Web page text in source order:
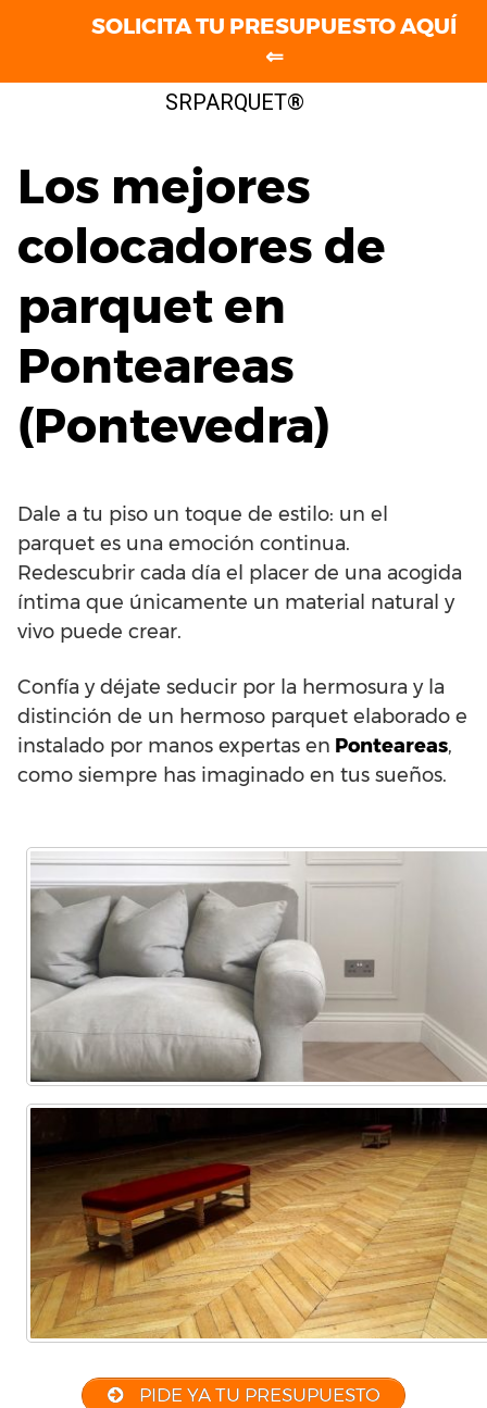
SRPARQUET®
Los mejores
colocadores de
parquet en
Ponteareas
(Pontevedra)
Dale a tu piso un toque de estilo: un el
parquet es una emoción continua.
Redescubrir cada día el placer de una acogida
íntima que únicamente un material natural y
vivo puede crear.
Confía y déjate seducir por la hermosura y la
distinción de un hermoso parquet elaborado e
instalado por manos expertas en Ponteareas,
como siempre has imaginado en tus sueños.
PIDE YA TU PRESUPUESTO
SOLICITA TU PRESUPUESTO AQUÍ
⇐